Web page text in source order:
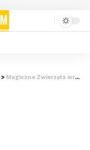
> Magiczne Zwierzęta wracają do Orientarium. W całkiem nowej odsłonie!